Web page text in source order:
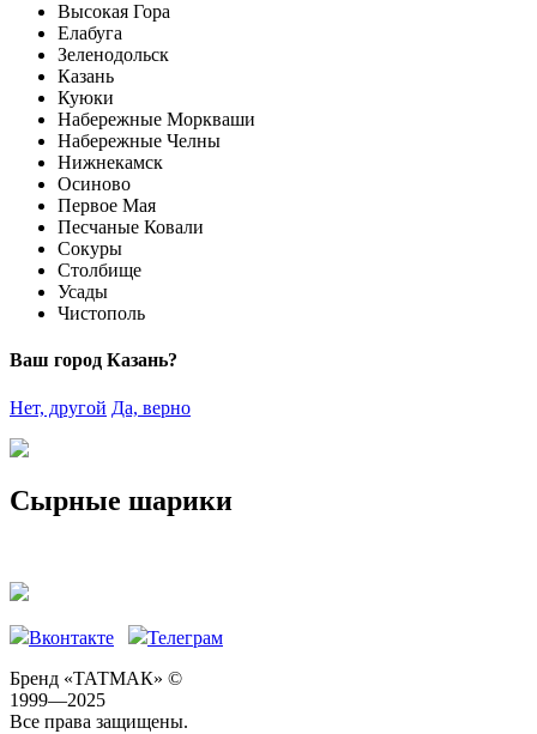
Высокая Гора
Елабуга
Зеленодольск
Казань
Куюки
Набережные Моркваши
Набережные Челны
Нижнекамск
Осиново
Первое Мая
Песчаные Ковали
Сокуры
Столбище
Усады
Чистополь
Ваш город Казань?
Нет, другой Да, верно
Сырные шарики
Вконтакте
Телеграм
Бренд «ТАТМАК» ©
1999—2025
Все права защищены.